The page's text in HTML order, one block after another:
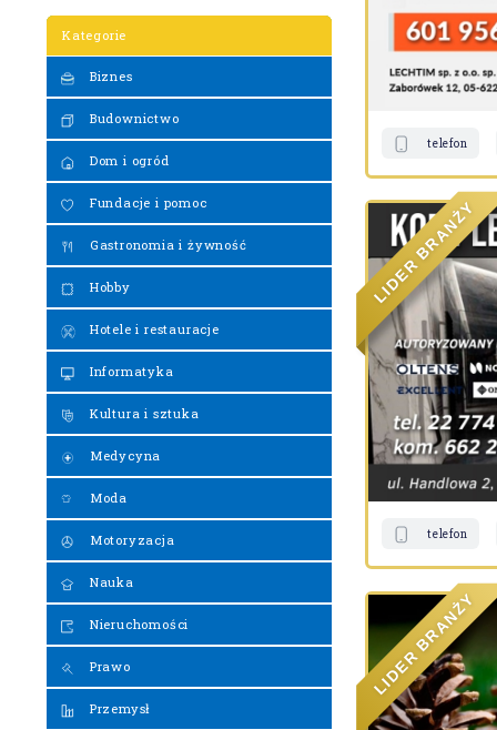
Kategorie
Biznes
Budownictwo
Dom i ogród
Fundacje i pomoc
Gastronomia i żywność
Hobby
Hotele i restauracje
Informatyka
Kultura i sztuka
Medycyna
Moda
Motoryzacja
Nauka
Nieruchomości
Prawo
Przemysł
telefon
LI
DER
B
RANŻ
Y
telefon
LI
DER
B
RAN
Ż
Y